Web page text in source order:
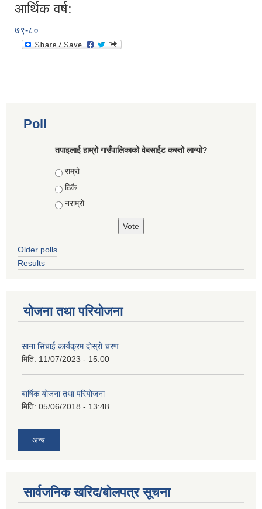
आर्थिक वर्ष:
७९-८०
Poll
तपाइलाई हाम्रो गाउँपालिकाको वेबसाईट कस्तो लाग्यो?
Choices
राम्रो
ठिकै
नराम्रो
Older polls
Results
योजना तथा परियोजना
साना सिंचाई कार्यक्रम दोस्रो चरण
मिति: 11/07/2023 - 15:00
बार्षिक योजना तथा परियोजना
मिति: 05/06/2018 - 13:48
अन्य
सार्वजनिक खरिद/बोलपत्र सूचना